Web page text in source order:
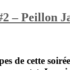
– Peillon
de cette